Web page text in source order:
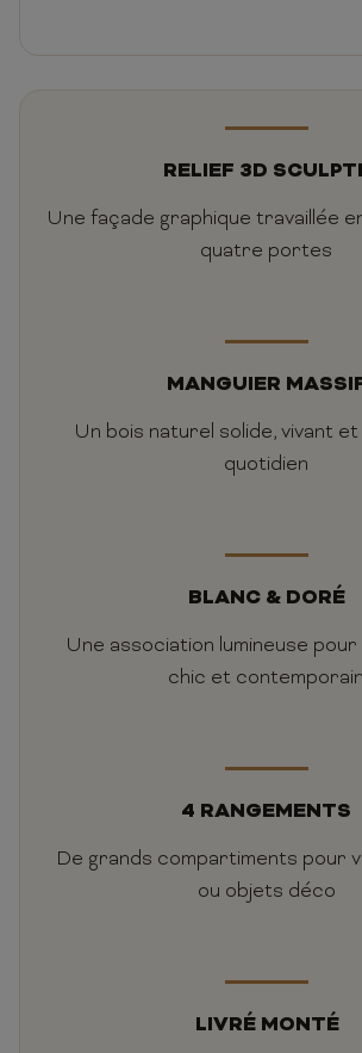
RELIEF 3D
Une façade graphique travaillée
quatre portes
MANGUIER
Un bois naturel solide, vivant
quotidien
BLANC & DORÉ
Une association lumineuse
chic et contemporain
4 RANGEMENTS
De grands compartiments pour
ou objets déco
LIVRÉ MONTÉ